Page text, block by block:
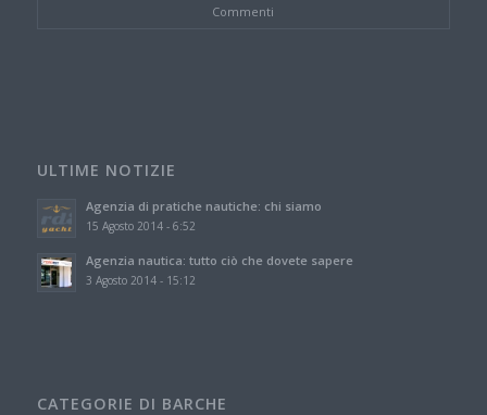
Commenti
ULTIME NOTIZIE
Agenzia di pratiche nautiche: chi siamo
15 Agosto 2014 - 6:52
Agenzia nautica: tutto ciò che dovete sapere
3 Agosto 2014 - 15:12
CATEGORIE DI BARCHE